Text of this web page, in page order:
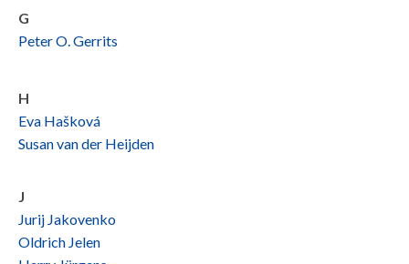
G
Peter O. Gerrits
H
Eva Hašková
Susan van der Heijden
J
Jurij Jakovenko
Oldrich Jelen